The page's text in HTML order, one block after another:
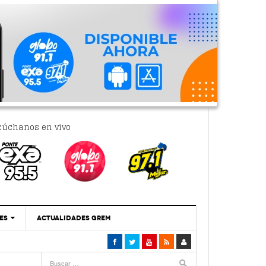
en vivo
‘Se Vale Soñar Con Una Contraloría Ciudadana’
ACTUALIDADES GREM